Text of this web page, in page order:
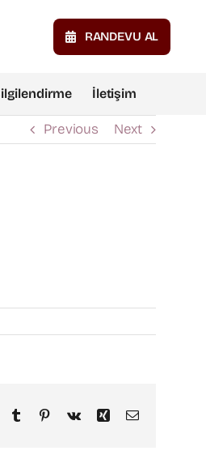
RANDEVU AL
İletişim
Previous Next
Tumblr PinterestVk Xing Email